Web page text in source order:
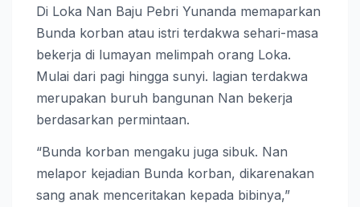
Di Loka Nan Baju Pebri Yunanda memaparkan
Bunda korban atau istri terdakwa sehari-masa
bekerja di lumayan melimpah orang Loka.
Mulai dari pagi hingga sunyi. lagian terdakwa
merupakan buruh bangunan Nan bekerja
berdasarkan permintaan.
“Bunda korban mengaku juga sibuk. Nan
melapor kejadian Bunda korban, dikarenakan
sang anak menceritakan kepada bibinya,”